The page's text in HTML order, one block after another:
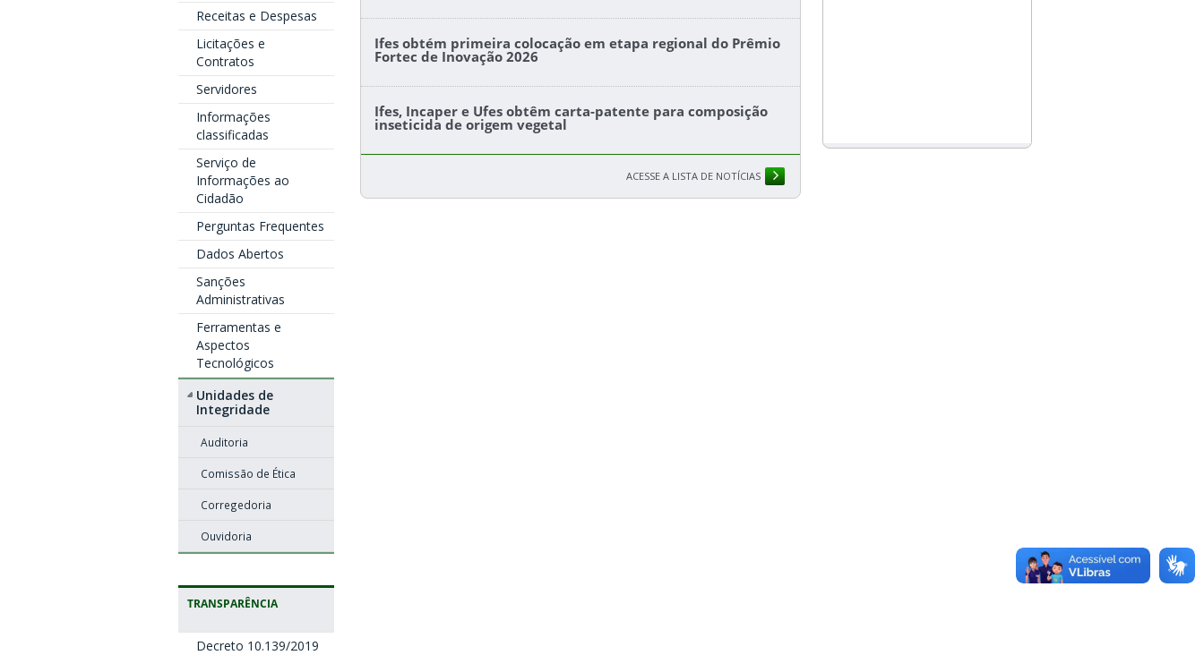
Receitas e Despesas
Licitações e
Contratos
Servidores
Informações
classificadas
Serviço de
Informações ao
Cidadão
Perguntas Frequentes
Dados Abertos
Sanções
Administrativas
Ferramentas e
Aspectos
Tecnológicos
Unidades de
Integridade
Auditoria
Comissão de Ética
Corregedoria
Ouvidoria
TRANSPARÊNCIA
Decreto 10.139/2019
Ifes obtém primeira colocação em etapa regional do Prêmio
Fortec de Inovação 2026
Ifes, Incaper e Ufes obtêm carta-patente para composição
inseticida de origem vegetal
ACESSE A LISTA DE NOTÍCIAS